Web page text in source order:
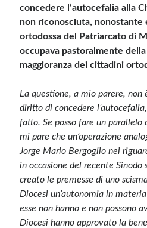
concedere l’autocefalia alla
non riconosciuta, nonostante
ortodossa del Patriarcato di
occupava pastoralmente
maggioranza dei cittadini
La questione, a mio parere, non
diritto di concedere
fatto. Se posso fare un parallelo
mi pare che un’operazione
Jorge Mario Bergoglio nei
in occasione del recente Sinodo
creato le premesse di uno
Diocesi un’autonomia in
esse non hanno e non possono
Diocesi hanno approvato la